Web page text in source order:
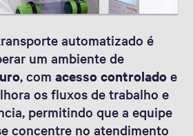
automatizado é
um ambiente de
, comacesso controladoe
os fluxos de trabalho e
permitindo que a equipe
concentre no atendimento